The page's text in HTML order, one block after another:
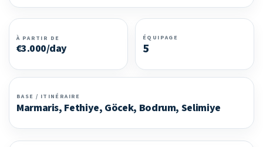
À PARTIR DE
€3.000/day
ÉQUIPAGE
5
BASE / ITINÉRAIRE
Marmaris, Fethiye, Göcek, Bodrum, Selimiye